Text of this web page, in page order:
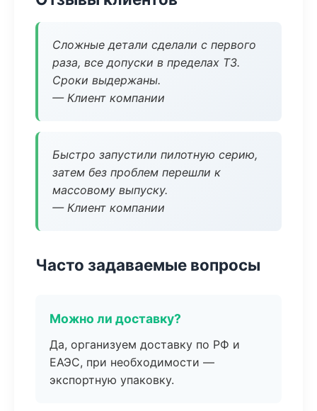
Сложные детали сделали с первого
раза, все допуски в пределах ТЗ.
Сроки выдержаны.
— Клиент компании
Быстро запустили пилотную серию,
затем без проблем перешли к
массовому выпуску.
— Клиент компании
Часто задаваемые вопросы
Можно ли доставку?
Да, организуем доставку по РФ и
ЕАЭС, при необходимости —
экспортную упаковку.